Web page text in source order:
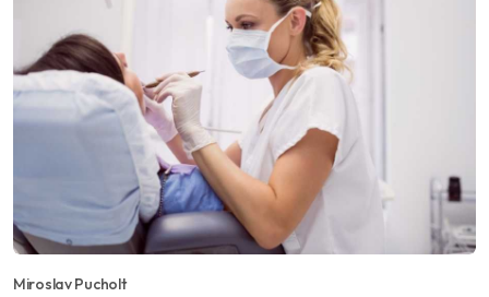
Miroslav Pucholt